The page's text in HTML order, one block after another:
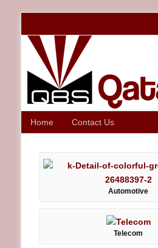
Home Contact Us
Automotive
Telecom